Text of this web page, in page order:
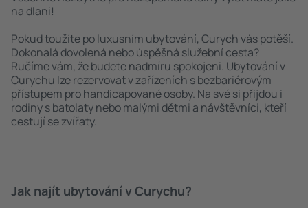
na dlani!
Pokud toužíte po luxusním ubytování, Curych vás potěší.
Dokonalá dovolená nebo úspěšná služební cesta?
Ručíme vám, že budete nadmíru spokojeni. Ubytování v
Curychu lze rezervovat v zařízeních s bezbariérovým
přístupem pro handicapované osoby. Na své si přijdou i
rodiny s batolaty nebo malými dětmi a návštěvníci, kteří
cestují se zvířaty.
Jak najít ubytování v Curychu?